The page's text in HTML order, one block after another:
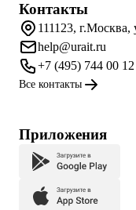
Контакты
111123, г.Москва,
help@urait.ru
+7 (495) 744 00 12
Все контакты
Приложения